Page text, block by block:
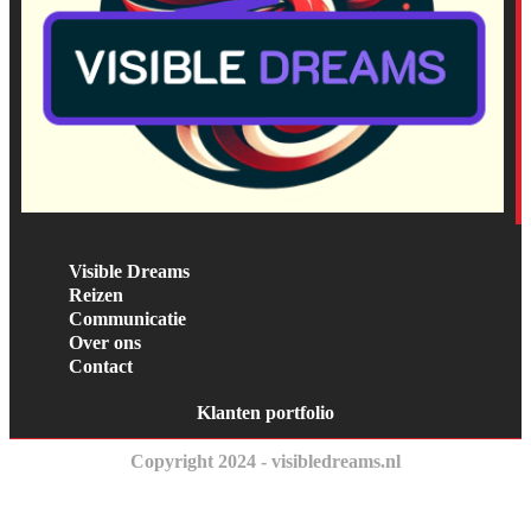
Visible Dreams
Reizen
Communicatie
Over ons
Contact
Klanten portfolio
Copyright 2024 - visibledreams.nl